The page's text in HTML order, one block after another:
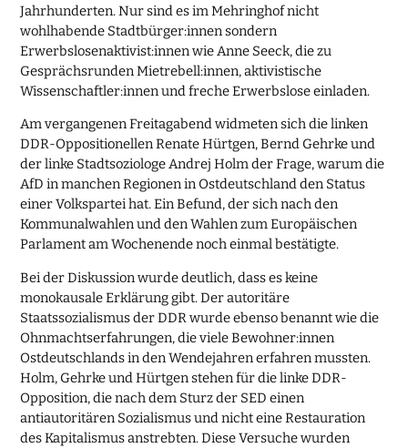
Jahrhunderten. Nur sind es im Mehringhof nicht
wohlhabende Stadtbürger:innen sondern
Erwerbslosenaktivist:innen wie Anne Seeck, die zu
Gesprächsrunden Mietrebell:innen, aktivistische
Wissenschaftler:innen und freche Erwerbslose einladen.
Am vergangenen Freitagabend widmeten sich die linken
DDR-Oppositionellen Renate Hürtgen, Bernd Gehrke und
der linke Stadtsoziologe Andrej Holm der Frage, warum die
AfD in manchen Regionen in Ostdeutschland den Status
einer Volkspartei hat. Ein Befund, der sich nach den
Kommunalwahlen und den Wahlen zum Europäischen
Parlament am Wochenende noch einmal bestätigte.
Bei der Diskussion wurde deutlich, dass es keine
monokausale Erklärung gibt. Der autoritäre
Staatssozialismus der DDR wurde ebenso benannt wie die
Ohnmachtserfahrungen, die viele Bewohner:innen
Ostdeutschlands in den Wendejahren erfahren mussten.
Holm, Gehrke und Hürtgen stehen für die linke DDR-
Opposition, die nach dem Sturz der SED einen
antiautoritären Sozialismus und nicht eine Restauration
des Kapitalismus anstrebten. Diese Versuche wurden